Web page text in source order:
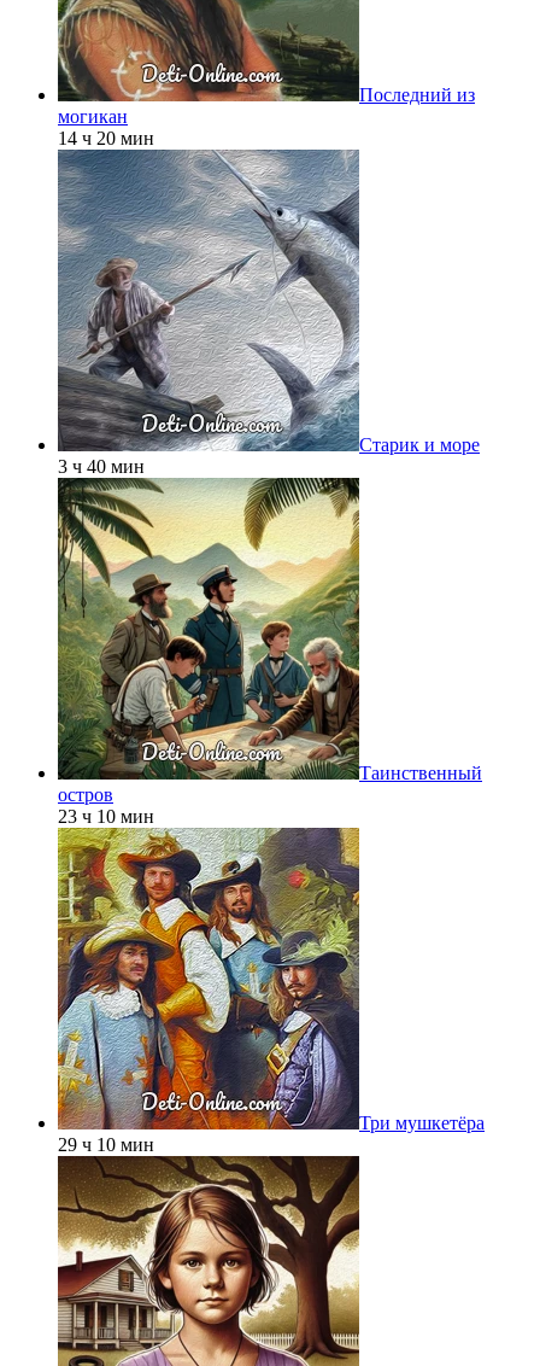
Последний из
могикан
14 ч 20 мин
Старик и море
3 ч 40 мин
Таинственный
остров
23 ч 10 мин
Три мушкетёра
29 ч 10 мин